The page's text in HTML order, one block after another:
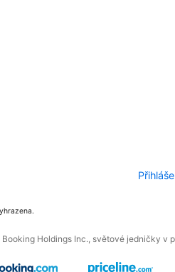
Holdings Inc., světové jedničky